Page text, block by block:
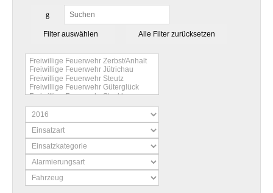
Filter auswählen Alle Filter zurücksetzen